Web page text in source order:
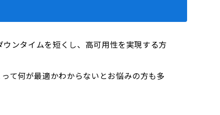
ンタイムを短くし、高可用性を実現する方
て何が最適かわからないとお悩みの方も多